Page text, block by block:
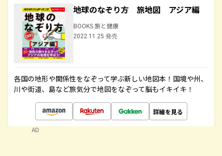
地球のなぞり方 旅地図 アジア編
BOOKS 旅と健康
2022.11.25 発売
各国の地形や関係性をなぞって学ぶ新しい地図本！国境や州、
川や街道、島など旅気分で地図をなぞって脳もイキイキ！
詳細を見る
AD